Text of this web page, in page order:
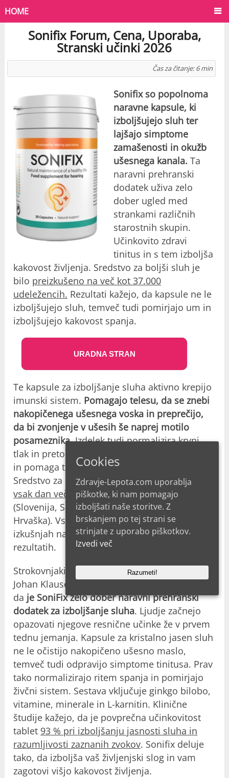
HOME
Sonifix Forum, Cena, Uporaba,
Stranski učinki 2026
Čas za čitanje: 6 min
Sonifix so popolnoma
naravne kapsule, ki
izboljšujejo sluh ter
lajšajo simptome
zamašenosti in okužb
ušesnega kanala. Ta
naravni prehranski
dodatek uživa zelo
dober ugled med
strankami različnih
starostnih skupin.
Učinkovito zdravi
tinitus in s tem izboljša
kakovost življenja. Sredstvo za boljši sluh je
bilo preizkušeno na več kot 37.000
udeležencih. Rezultati kažejo, da kapsule ne le
izboljšujejo sluh, temveč tudi pomirjajo um in
izboljšujejo kakovost spanja.
URADNA STRAN
Te kapsule za izboljšanje sluha aktivno krepijo
imunski sistem. Pomagajo telesu, da se znebi
nakopičenega ušesnega voska in preprečijo,
da bi zvonjenje v ušesih še naprej motilo
posameznika. Izdelek tudi normalizira krvni
tlak in pretok krvi v ušesih. Odpravlja okužbe
in pomaga telesu v boju proti vnetjem.
Sredstvo za kristalno jasen sluhuporabljate
vsak dan več kot 77.000 ljudi v Sloveniji
(Slovenija, Slovenija, Slovenija, Madžarska in
Hrvaška). Vsi v svojih mnenjih o SoniFixu in
izkušnjah na forumih poročajo o zadovoljivih
rezultatih.
Strokovnjaki otorinolaringologi, kot sta dr.
Johan Klausen in dr. Vitor Gomes, potrjujejo,
da je SoniFix zelo dober naravni prehranski
dodatek za izboljšanje sluha. Ljudje začnejo
opazovati njegove resnične učinke že v prvem
tednu jemanja. Kapsule za kristalno jasen sluh
ne le očistijo nakopičeno ušesno maslo,
temveč tudi odpravijo simptome tinitusa. Prav
tako normalizirajo ritem spanja in pomirjajo
živčni sistem. Sestava vključuje ginkgo bilobo,
vitamine, minerale in L-karnitin. Klinične
študije kažejo, da je povprečna učinkovitost
tablet 93 % pri izboljšanju jasnosti sluha in
razumljivosti zaznanih zvokov. Sonifix deluje
tako, da izboljša vaš življenjski slog in vam
zagotovi višjo kakovost življenja.
Cookies
Zdravje-Lepota.com uporablja
piškotke, ki nam pomagajo
izboljšati naše storitve. Z
brskanjem po tej strani se
strinjate z uporabo piškotkov.
Izvedi več
Razumeti!